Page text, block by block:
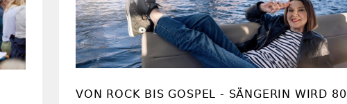
VON ROCK BIS GOSPEL - SÄNGERIN WIRD 80